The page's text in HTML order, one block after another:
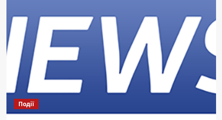
Події